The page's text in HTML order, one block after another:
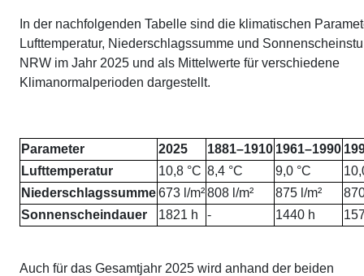
In der nachfolgenden Tabelle sind die klimatischen
Lufttemperatur, Niederschlagssumme und
NRW im Jahr 2025 und als Mittelwerte für verschiedene
Klimanormalperioden dargestellt.
Parameter 2025 1881–1910 1961–1990
Lufttemperatur
10,8 °C 8,4 °C 9,0 °C
Niederschlagssumme673 l/m²808 l/m² 875 l/m²
Sonnenscheindauer
1821 h - 1440 h
Auch für das Gesamtjahr 2025 wird anhand der beiden